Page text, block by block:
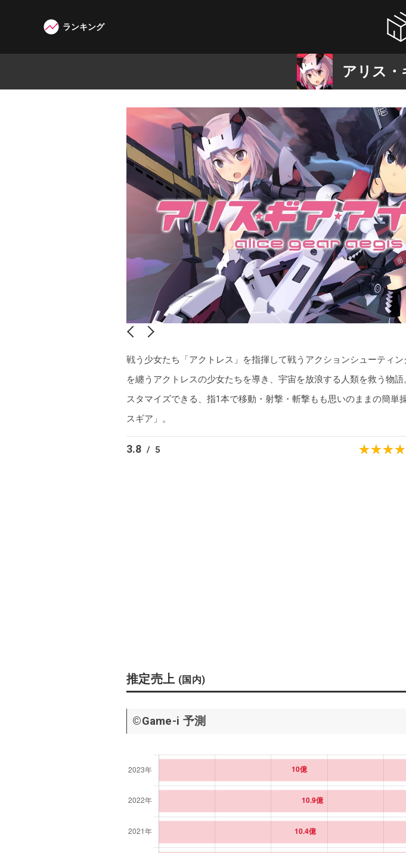
W3G
ランキング
アリス・
戦う少女たち「アクトレス」を指揮して戦うアクションシューティ
を纏うアクトレスの少女たちを導き、宇宙を放浪する人類を救う物
スタマイズできる、指1本で移動・射撃・斬撃もも思いのままの簡
スギア」。
3.8 / 5
推定売上 (国内)
©Game-i 予測